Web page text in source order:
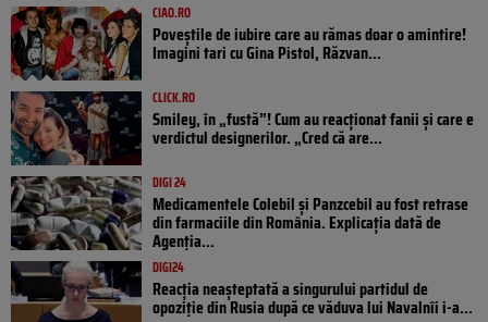
CIAO.RO
Poveştile de iubire care au rămas doar o amintire!
Imagini tari cu Gina Pistol, Răzvan...
CLICK.RO
Smiley, în „fustă”! Cum au reacționat fanii și care e
verdictul designerilor. „Cred că are...
DIGI 24
Medicamentele Colebil și Panzcebil au fost retrase
din farmaciile din România. Explicația dată de
Agenția...
DIGI24
Reacția neașteptată a singurului partidul de
opoziţie din Rusia după ce văduva lui Navalnîi i-a...